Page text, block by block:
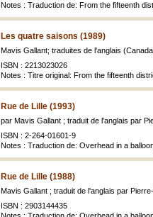
Notes : Traduction de: From the fifteenth
Les quatre saisons (1989)
Mavis Gallant; traduites de l'anglais
ISBN : 2213023026
Notes : Titre original: From the fifteenth
Rue de Lille (1993)
par Mavis Gallant ; traduit de l'anglais par
ISBN : 2-264-01601-9
Notes : Traduction de: Overhead in a
Rue de Lille (1988)
Mavis Gallant ; traduit de l'anglais par
ISBN : 2903144435